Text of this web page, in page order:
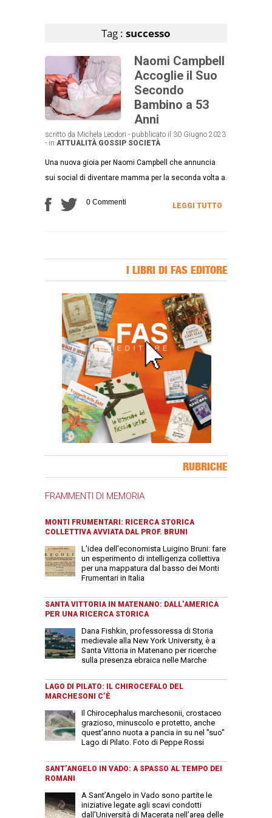
Tag : successo
Naomi Campbell
Accoglie il Suo
Secondo
Bambino a 53
Anni
scritto da Michela Leodori - pubblicato il 30 Giugno 2023
- in ATTUALITÀ GOSSIP SOCIETÀ
Una nuova gioia per Naomi Campbell che annuncia
sui social di diventare mamma per la seconda volta a.
0 Commenti LEGGI TUTTO
I LIBRI DI FAS EDITORE
RUBRICHE
FRAMMENTI DI MEMORIA
MONTI FRUMENTARI: RICERCA STORICA
COLLETTIVA AVVIATA DAL PROF. BRUNI
L'idea dell'economista Luigino Bruni: fare
un esperimento di intelligenza collettiva
per una mappatura dal basso dei Monti
Frumentari in Italia
SANTA VITTORIA IN MATENANO: DALL’AMERICA
PER UNA RICERCA STORICA
Dana Fishkin, professoressa di Storia
medievale alla New York University, è a
Santa Vittoria in Matenano per ricerche
sulla presenza ebraica nelle Marche
LAGO DI PILATO: IL CHIROCEFALO DEL
MARCHESONI C’È
Il Chirocephalus marchesonii, crostaceo
grazioso, minuscolo e protetto, anche
quest'anno nuota a pancia in su nel "suo"
Lago di Pilato. Foto di Peppe Rossi
SANT’ANGELO IN VADO: A SPASSO AL TEMPO DEI
ROMANI
A Sant’Angelo in Vado sono partite le
iniziative legate agli scavi condotti
dall’Università di Macerata nell’area delle